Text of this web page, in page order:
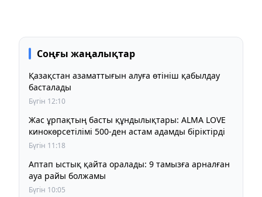
Соңғы жаңалықтар
Қазақстан азаматтығын алуға өтініш қабылдау
басталады
Бүгін 12:10
Жас ұрпақтың басты құндылықтары: ALMA LOVE
кинокөрсетілімі 500-ден астам адамды біріктірді
Бүгін 11:18
Аптап ыстық қайта оралады: 9 тамызға арналған
ауа райы болжамы
Бүгін 10:05